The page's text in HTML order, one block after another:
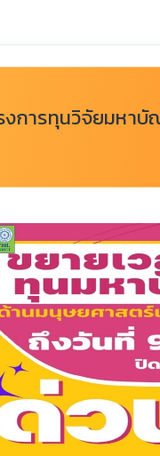
งการทุนวิจัยมห